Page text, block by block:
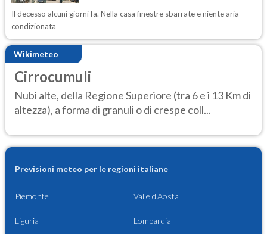
Il decesso alcuni giorni fa. Nella casa finestre sbarrate e niente aria
condizionata
Wikimeteo
Cirrocumuli
Nubi alte, della Regione Superiore (tra 6 e i 13 Km di
altezza), a forma di granuli o di crespe coll...
Previsioni meteo per le regioni italiane
Piemonte Valle d'Aosta
Liguria Lombardia